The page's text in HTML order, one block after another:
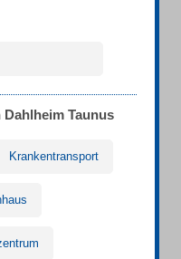
Taunus
Krankentransport